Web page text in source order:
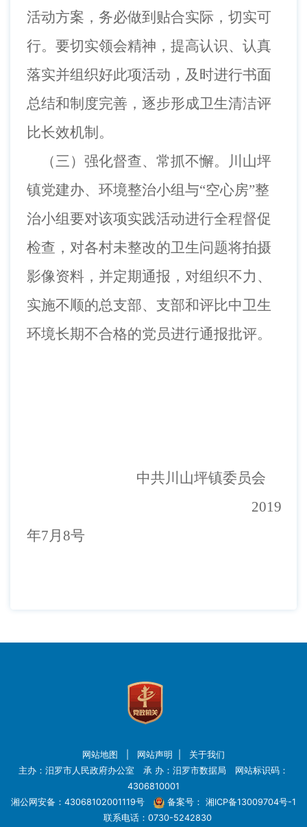
活动方案，务必做到贴合实际，切实可
行。要切实领会精神，提高认识、认真
落实并组织好此项活动，及时进行书面
总结和制度完善，逐步形成卫生清洁评
比长效机制。
（三）强化督查、常抓不懈。川山坪
镇党建办、环境整治小组与“空心房”整
治小组要对该项实践活动进行全程督促
检查，对各村未整改的卫生问题将拍摄
影像资料，并定期通报，对组织不力、
实施不顺的总支部、支部和评比中卫生
环境长期不合格的党员进行通报批评。
中共川山坪镇委员会
2019
年7月8号
网站地图 网站声明
关于我们
主办：汨罗市人民政府办公室 承 办：汨罗市数据局 网站标识码：
4306810001
湘公网安备：43068102001119号
备案号： 湘ICP备13009704号-1
联系电话：0730-5242830